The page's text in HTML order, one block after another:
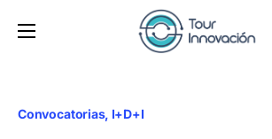
Convocatorias I+D+I